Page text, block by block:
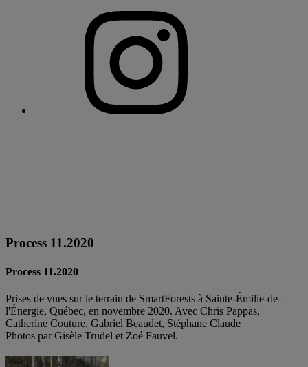
Process 11.2020
Process 11.2020
Prises de vues sur le terrain de SmartForests à Sainte-Émilie-de-
l'Énergie, Québec, en novembre 2020. Avec Chris Pappas,
Catherine Couture, Gabriel Beaudet, Stéphane Claude
Photos par Gisèle Trudel et Zoé Fauvel.